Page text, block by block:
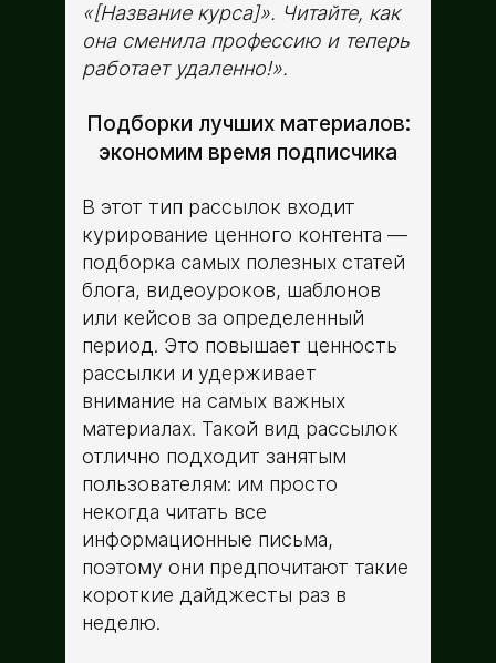
«[Название курса]». Читайте, как
она сменила профессию и теперь
работает удаленно!».
Подборки лучших материалов:
экономим время подписчика
В этот тип рассылок входит
курирование ценного контента —
подборка самых полезных статей
блога, видеоуроков, шаблонов
или кейсов за определенный
период. Это повышает ценность
рассылки и удерживает
внимание на самых важных
материалах. Такой вид рассылок
отлично подходит занятым
пользователям: им просто
некогда читать все
информационные письма,
поэтому они предпочитают такие
короткие дайджесты раз в
неделю.